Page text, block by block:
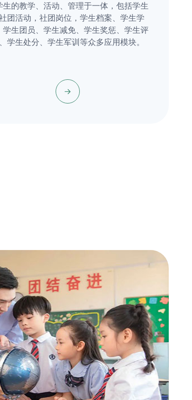
生的教学、活动、管理于一体，包括学生
团活动，社团岗位，学生档案、学生学
学生团员、学生减免、学生奖惩、学生评
学生处分、学生军训等众多应用模块。